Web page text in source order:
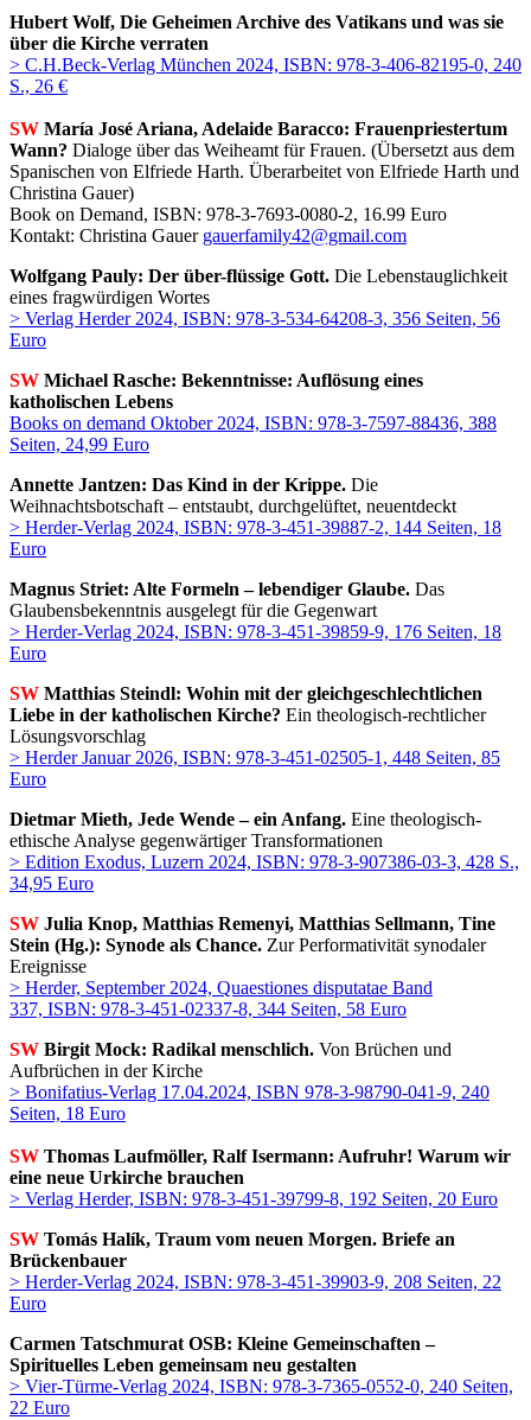
Hubert Wolf, Die Geheimen Archive des Vatikans und was sie
über die Kirche verraten
> C.H.Beck-Verlag München 2024, ISBN: 978-3-406-82195-0, 240
S., 26 €
SW María José Ariana, Adelaide Baracco: Frauenpriestertum
Wann? Dialoge über das Weiheamt für Frauen. (Übersetzt aus dem
Spanischen von Elfriede Harth. Überarbeitet von Elfriede Harth und
Christina Gauer)
Book on Demand, ISBN: 978-3-7693-0080-2, 16.99 Euro
Kontakt: Christina Gauer gauerfamily42@gmail.com
Wolfgang Pauly: Der über-flüssige Gott. Die Lebenstauglichkeit
eines fragwürdigen Wortes
> Verlag Herder 2024, ISBN: 978-3-534-64208-3, 356 Seiten, 56
Euro
SW Michael Rasche: Bekenntnisse: Auflösung eines
katholischen Lebens
Books on demand Oktober 2024, ISBN: 978-3-7597-88436, 388
Seiten, 24,99 Euro
Annette Jantzen: Das Kind in der Krippe. Die
Weihnachtsbotschaft – entstaubt, durchgelüftet, neuentdeckt
> Herder-Verlag 2024, ISBN: 978-3-451-39887-2, 144 Seiten, 18
Euro
Magnus Striet: Alte Formeln – lebendiger Glaube. Das
Glaubensbekenntnis ausgelegt für die Gegenwart
> Herder-Verlag 2024, ISBN: 978-3-451-39859-9, 176 Seiten, 18
Euro
SW Matthias Steindl: Wohin mit der gleichgeschlechtlichen
Liebe in der katholischen Kirche? Ein theologisch-rechtlicher
Lösungsvorschlag
> Herder Januar 2026, ISBN: 978-3-451-02505-1, 448 Seiten, 85
Euro
Dietmar Mieth, Jede Wende – ein Anfang. Eine theologisch-
ethische Analyse gegenwärtiger Transformationen
> Edition Exodus, Luzern 2024, ISBN: 978-3-907386-03-3, 428 S.,
34,95 Euro
SW Julia Knop, Matthias Remenyi, Matthias Sellmann, Tine
Stein (Hg.): Synode als Chance. Zur Performativität synodaler
Ereignisse
> Herder, September 2024, Quaestiones disputatae Band
337, ISBN: 978-3-451-02337-8, 344 Seiten, 58 Euro
SW Birgit Mock: Radikal menschlich. Von Brüchen und
Aufbrüchen in der Kirche
> Bonifatius-Verlag 17.04.2024, ISBN 978-3-98790-041-9, 240
Seiten, 18 Euro
SW Thomas Laufmöller, Ralf Isermann: Aufruhr! Warum wir
eine neue Urkirche brauchen
> Verlag Herder, ISBN: 978-3-451-39799-8, 192 Seiten, 20 Euro
SW Tomás Halík, Traum vom neuen Morgen. Briefe an
Brückenbauer
> Herder-Verlag 2024, ISBN: 978-3-451-39903-9, 208 Seiten, 22
Euro
Carmen Tatschmurat OSB: Kleine Gemeinschaften –
Spirituelles Leben gemeinsam neu gestalten
> Vier-Türme-Verlag 2024, ISBN: 978-3-7365-0552-0, 240 Seiten,
22 Euro